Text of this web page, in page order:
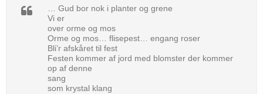
… Gud bor nok i planter og grene
Vi er
over orme og mos
Orme og mos… flisepest… engang roser
Bli’r afskåret til fest
Festen kommer af jord med blomster der kommer
op af denne
sang
som krystal klang